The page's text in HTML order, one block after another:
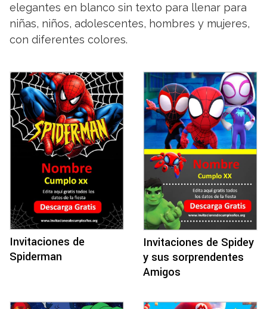
elegantes en blanco sin texto para llenar para
niñas, niños, adolescentes, hombres y mujeres,
con diferentes colores.
Invitaciones de
Spiderman
Invitaciones de Spidey
y sus sorprendentes
Amigos